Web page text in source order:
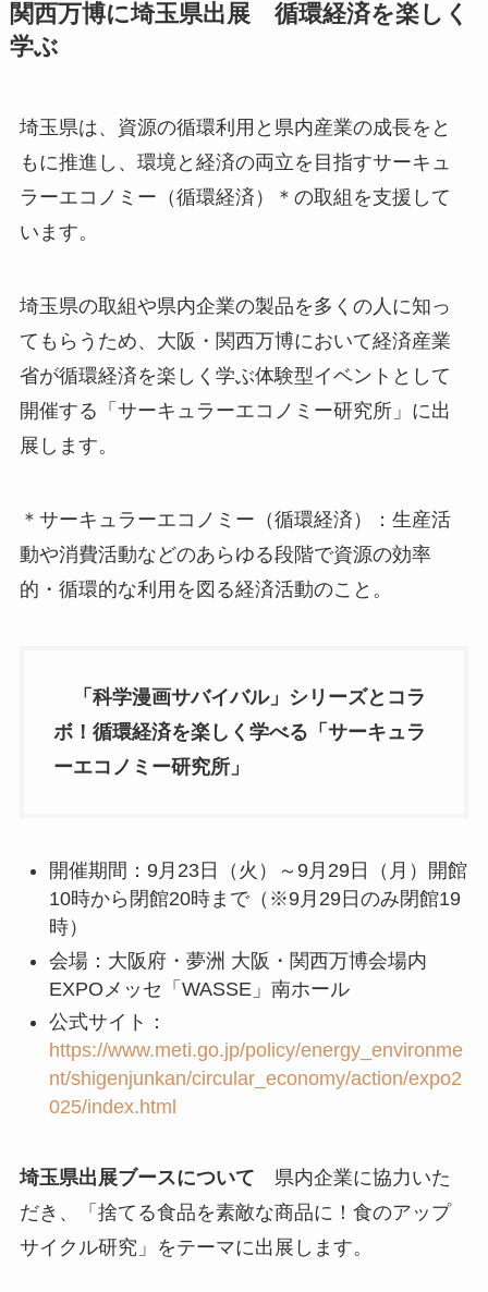
関西万博に埼玉県出展 循環経済を楽しく
学ぶ
埼玉県は、資源の循環利用と県内産業の成長をと
もに推進し、環境と経済の両立を目指すサーキュ
ラーエコノミー（循環経済）＊の取組を支援して
います。
埼玉県の取組や県内企業の製品を多くの人に知っ
てもらうため、大阪・関西万博において経済産業
省が循環経済を楽しく学ぶ体験型イベントとして
開催する「サーキュラーエコノミー研究所」に出
展します。
＊サーキュラーエコノミー（循環経済）：生産活
動や消費活動などのあらゆる段階で資源の効率
的・循環的な利用を図る経済活動のこと。
「科学漫画サバイバル」シリーズとコラ
ボ！循環経済を楽しく学べる「サーキュラ
ーエコノミー研究所」
開催期間：9月23日（火）～9月29日（月）開館
10時から閉館20時まで（※9月29日のみ閉館19
時）
会場：大阪府・夢洲 大阪・関西万博会場内
EXPOメッセ「WASSE」南ホール
公式サイト：
https://www.meti.go.jp/policy/energy_environme
nt/shigenjunkan/circular_economy/action/expo2
025/index.html
埼玉県出展ブースについて 県内企業に協力いた
だき、「捨てる食品を素敵な商品に！食のアップ
サイクル研究」をテーマに出展します。